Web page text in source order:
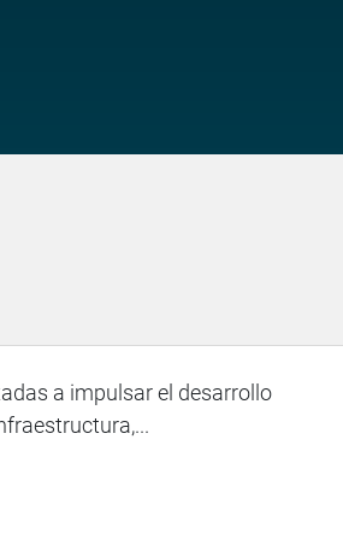
a impulsar el desarrollo